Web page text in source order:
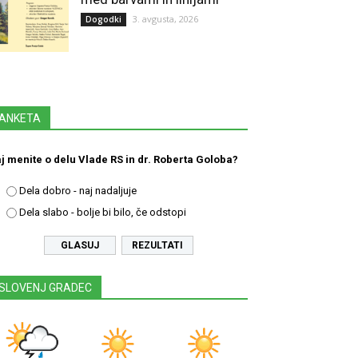
Dogodki 3. avgusta, 2026
menite o delu Vlade RS in dr. Roberta Goloba?
Dela dobro - naj nadaljuje
Dela slabo - bolje bi bilo, če odstopi
REZULTATI
GRADEC